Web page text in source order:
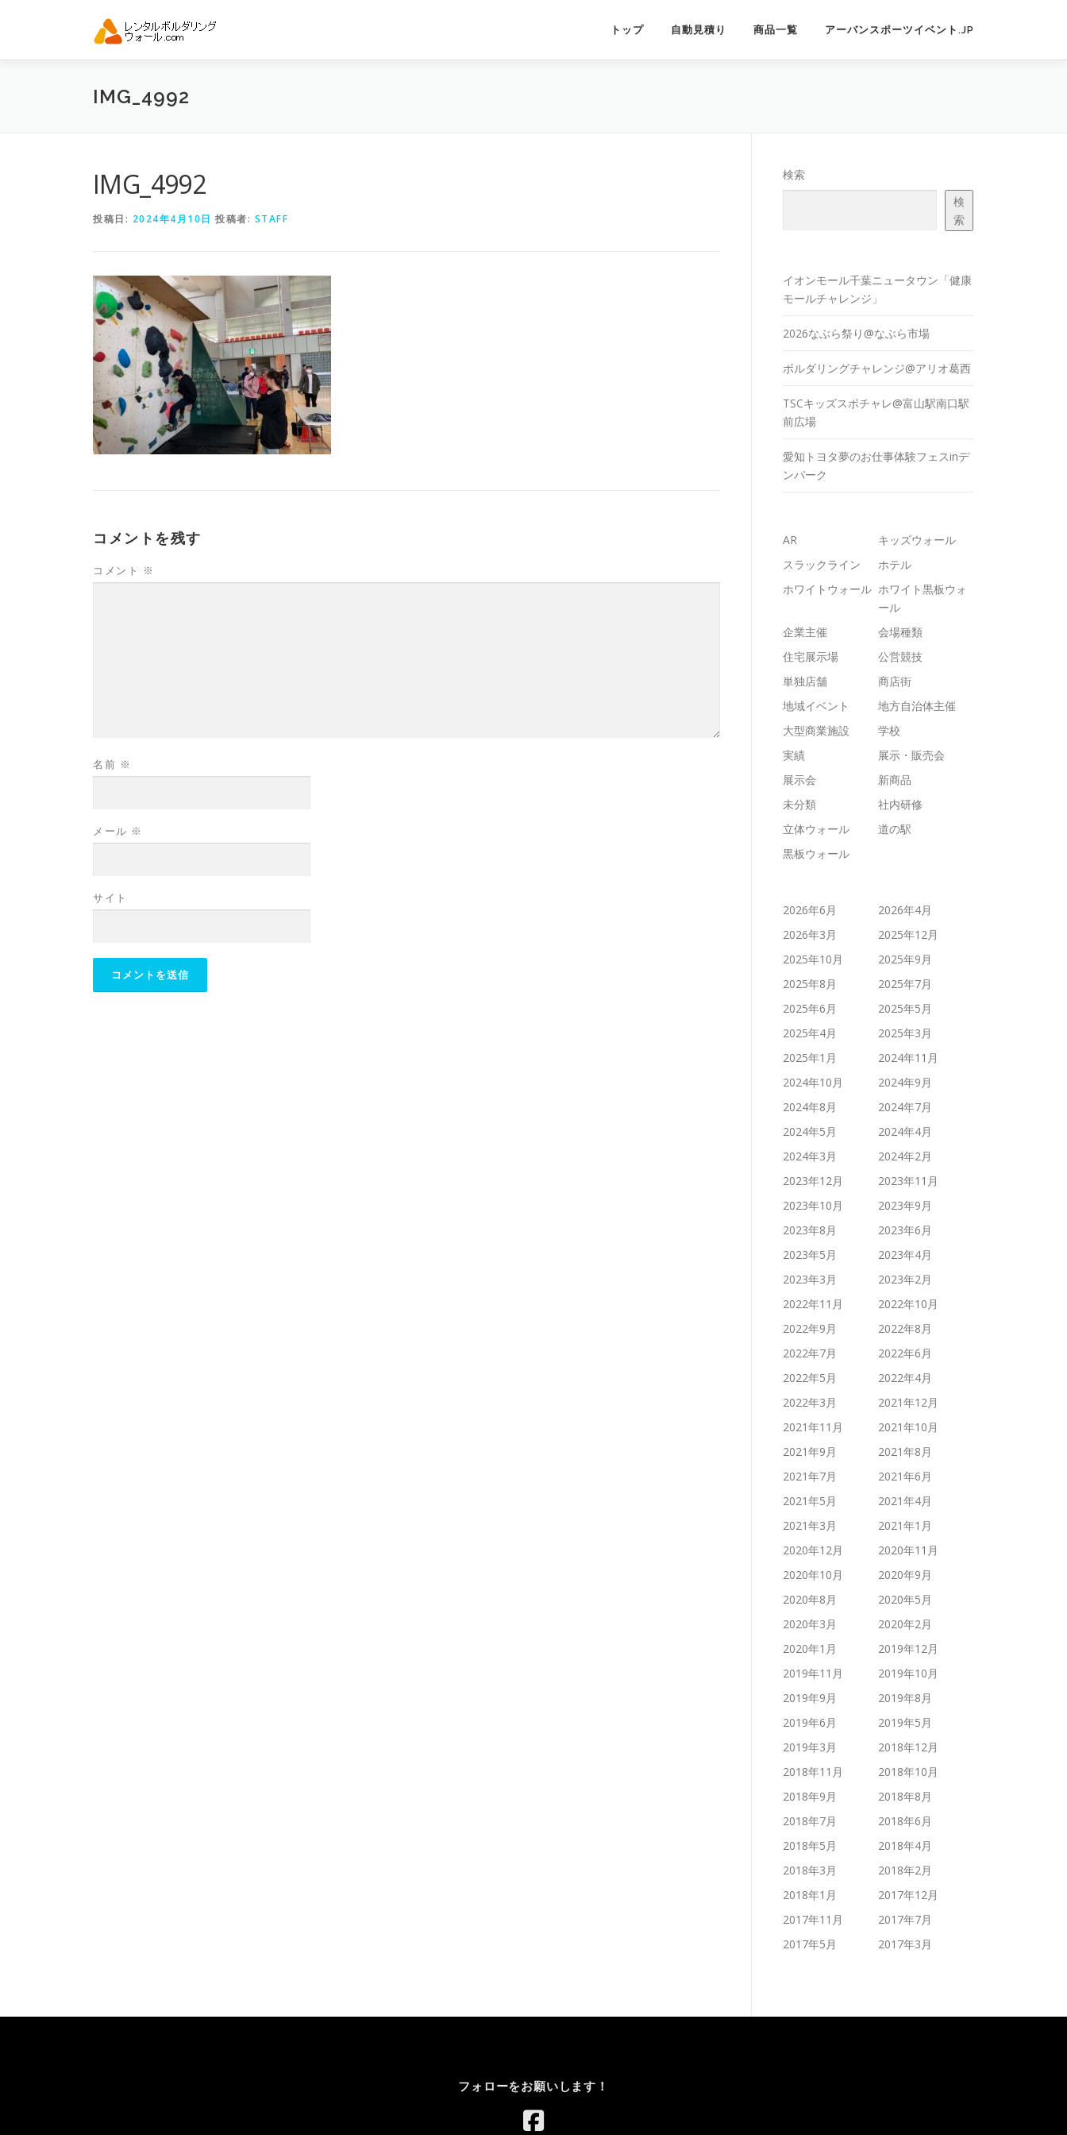
ン
トップ 自動見積り 商品一覧 アーバンスポーツイベント.JP
IMG_4992
IMG_4992
投稿日: 2024年4月10日 投稿者: STAFF
コメントを残す
コメント ※
名前 ※
メール ※
サイト
検索
検
索
イオンモール千葉ニュータウン「健康
モールチャレンジ」
2026なぶら祭り@なぶら市場
ボルダリングチャレンジ@アリオ葛西
TSCキッズスポチャレ@富山駅南口駅
前広場
愛知トヨタ夢のお仕事体験フェスinデ
ンパーク
AR
キッズウォール
スラックライン
ホテル
ホワイトウォール ホワイト黒板ウォ
ール
企業主催
会場種類
住宅展示場
公営競技
単独店舗
商店街
地域イベント
地方自治体主催
大型商業施設
学校
実績
展示・販売会
展示会
新商品
未分類
社内研修
立体ウォール
道の駅
黒板ウォール
2026年6月
2026年4月
2026年3月
2025年12月
2025年10月
2025年9月
2025年8月
2025年7月
2025年6月
2025年5月
2025年4月
2025年3月
2025年1月
2024年11月
2024年10月
2024年9月
2024年8月
2024年7月
2024年5月
2024年4月
2024年3月
2024年2月
2023年12月
2023年11月
2023年10月
2023年9月
2023年8月
2023年6月
2023年5月
2023年4月
2023年3月
2023年2月
2022年11月
2022年10月
2022年9月
2022年8月
2022年7月
2022年6月
2022年5月
2022年4月
2022年3月
2021年12月
2021年11月
2021年10月
2021年9月
2021年8月
2021年7月
2021年6月
2021年5月
2021年4月
2021年3月
2021年1月
2020年12月
2020年11月
2020年10月
2020年9月
2020年8月
2020年5月
2020年3月
2020年2月
2020年1月
2019年12月
2019年11月
2019年10月
2019年9月
2019年8月
2019年6月
2019年5月
2019年3月
2018年12月
2018年11月
2018年10月
2018年9月
2018年8月
2018年7月
2018年6月
2018年5月
2018年4月
2018年3月
2018年2月
2018年1月
2017年12月
2017年11月
2017年7月
2017年5月
2017年3月
フォローをお願いします！